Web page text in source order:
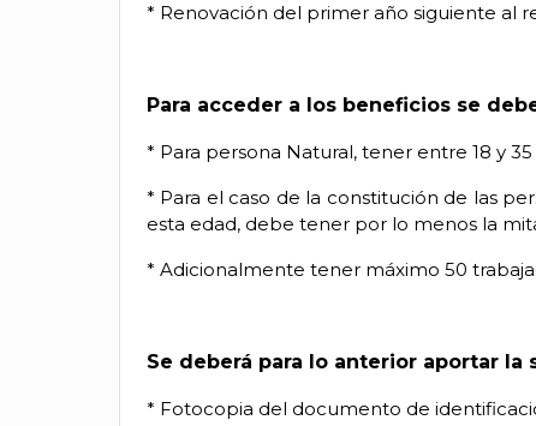
* Renovación del primer año siguiente al
Para acceder a los beneficios se
* Para persona Natural, tener entre 18 y
* Para el caso de la constitución de las
esta edad, debe tener por lo menos la
* Adicionalmente tener máximo 50
Se deberá para lo anterior aportar
* Fotocopia del documento de